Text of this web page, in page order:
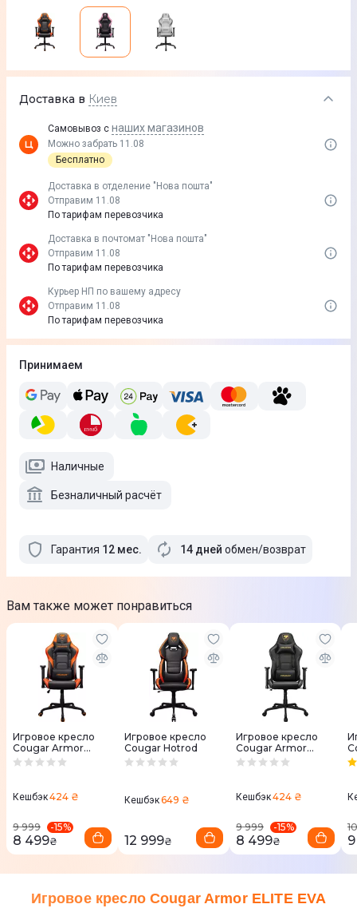
Доставка в Киев
Самовывоз с наших магазинов
Можно забрать 11.08
Бесплатно
Доставка в отделение "Нова пошта"
Отправим 11.08
По тарифам перевозчика
Доставка в почтомат "Нова пошта"
Отправим 11.08
По тарифам перевозчика
Курьер НП по вашему адресу
Отправим 11.08
По тарифам перевозчика
Принимаем
Наличные
Безналичный расчёт
Гарантия 12 мес. 14 дней обмен/возврат
Вам также может понравиться
Игровое кресло
Cougar Armor
ELITE
Кешбэк424 ₴
9 999 -15%
8 499₴
Игровое кресло
Cougar Hotrod
Кешбэк649 ₴
12 999₴
Игровое кресло
Cougar Armor
ELITE Royal
Кешбэк424 ₴
9 999 -15%
8 499₴
Игровое кресло Cougar Armor ELITE EVA